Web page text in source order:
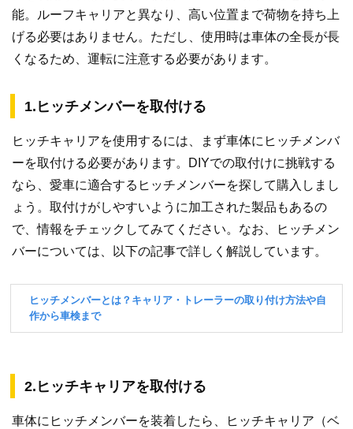
能。ルーフキャリアと異なり、高い位置まで荷物を持ち上
げる必要はありません。ただし、使用時は車体の全長が長
くなるため、運転に注意する必要があります。
1.ヒッチメンバーを取付ける
ヒッチキャリアを使用するには、まず車体にヒッチメンバ
ーを取付ける必要があります。DIYでの取付けに挑戦する
なら、愛車に適合するヒッチメンバーを探して購入しまし
ょう。取付けがしやすいように加工された製品もあるの
で、情報をチェックしてみてください。なお、ヒッチメン
バーについては、以下の記事で詳しく解説しています。
2.ヒッチキャリアを取付ける
車体にヒッチメンバーを装着したら、ヒッチキャリア（ベ